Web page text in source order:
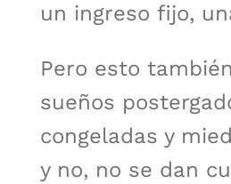
un ingreso fijo,
Pero esto
sueños
congeladas y
y no, no se dan